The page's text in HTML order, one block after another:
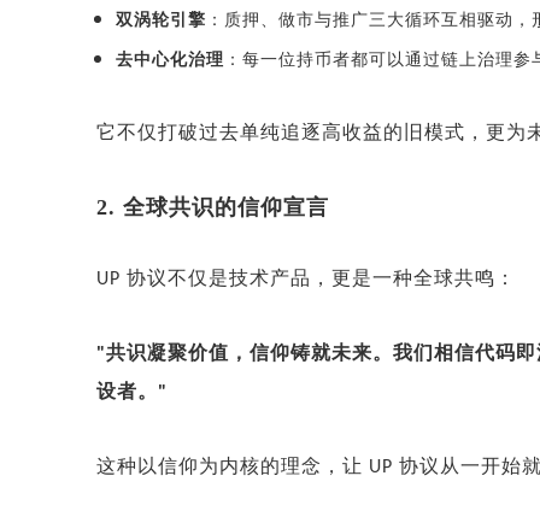
双涡轮引擎 ：质押、做市与推广三大循环互相驱动
去中心化治理 ：每一位持币者都可以通过链上治理
它不仅打破过去单纯追逐高收益的旧模式，更为
2. 全球共识的信仰宣言
UP 协议不仅是技术产品，更是一种全球共鸣：
"共识凝聚价值，信仰铸就未来。我们相信代码
设者。 "
这种以信仰为内核的理念，让 UP 协议从一开始